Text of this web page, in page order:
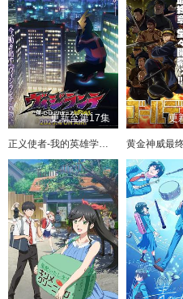
更新至第17集
正义使者-我的英雄学院之非法英雄-
更
黄金神威最